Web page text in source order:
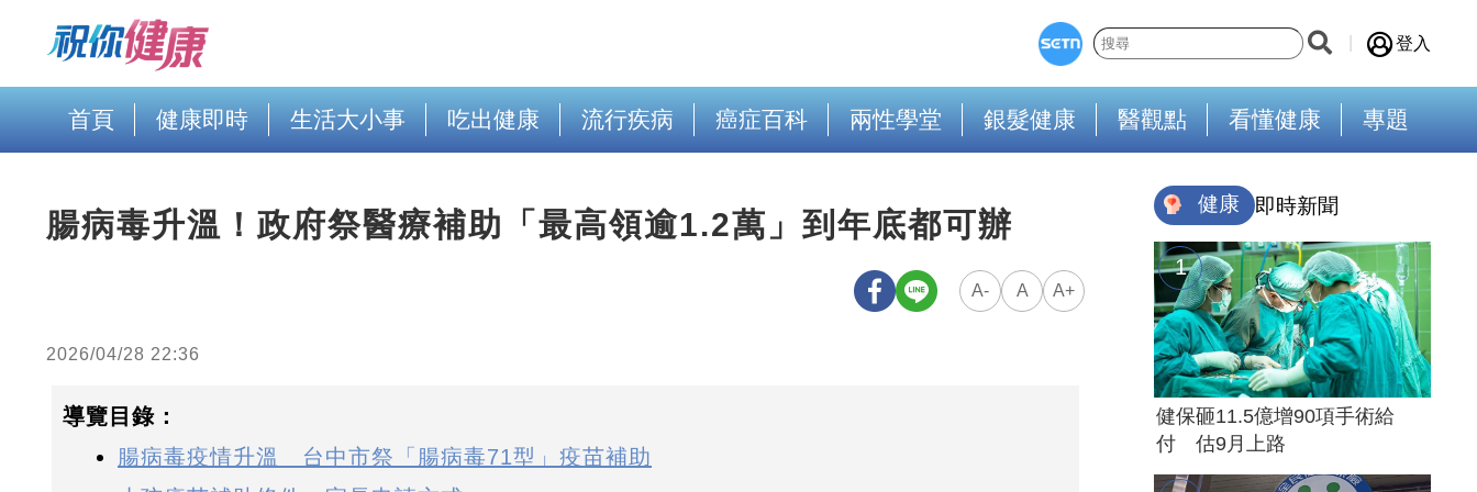
登入
首頁 健康即時 生活大小事 吃出健康 流行疾病 癌症百科 兩性學堂 銀髮健康 醫觀點 看懂健康 專題
腸病毒升溫！政府祭醫療補助「最高領逾1.2萬」到年底都可辦
A- A A+
2026/04/28 22:36
導覽目錄：
腸病毒疫情升溫 台中市祭「腸病毒71型」疫苗補助
健康 即時新聞
健保砸11.5億增90項手術給
付 估9月上路